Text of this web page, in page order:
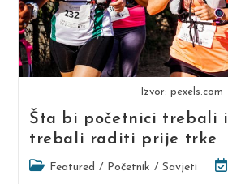
Izvor: pexels.com
Šta bi početnici trebali
trebali raditi prije trke
PostFeatured / Početnik / Savjeti